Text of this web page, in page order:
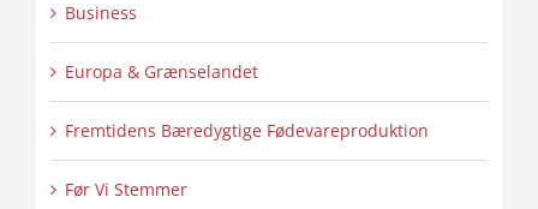
Business
Europa & Grænselandet
Fremtidens Bæredygtige Fødevareproduktion
Før Vi Stemmer